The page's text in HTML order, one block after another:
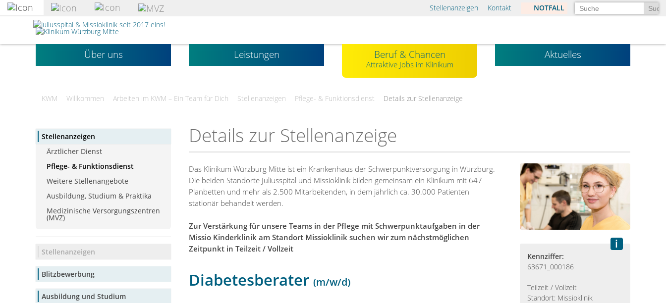
zum
Hauptinhalt
Stellenanzeigen Kontakt NOTFALL Suchen
Klinikum
Würzburg
Mitte
gGmbHÜber uns Leistungen Beruf & Chancen
Attraktive Jobs im Klinikum
Aktuelles
KWM Willkommen Arbeiten im KWM – Ein Team für Dich Stellenanzeigen Pflege- & Funktionsdienst Details zur Stellenanzeige
Stellenanzeigen
Ärztlicher Dienst
Pflege- & Funktionsdienst
Weitere Stellenangebote
Ausbildung, Studium & Praktika
Medizinische Versorgungszentren
(MVZ)
Stellenanzeigen
Blitzbewerbung
Ausbildung und Studium
Details zur Stellenanzeige
Das Klinikum Würzburg Mitte ist ein Krankenhaus der Schwerpunktversorgung in Würzburg.
Die beiden Standorte Juliusspital und Missioklinik bilden gemeinsam ein Klinikum mit 647
Planbetten und mehr als 2.500 Mitarbeitenden, in dem jährlich ca. 30.000 Patienten
stationär behandelt werden.
Zur Verstärkung für unsere Teams in der Pflege mit Schwerpunktaufgaben in der
Missio Kinderklinik am Standort Missioklinik suchen wir zum nächstmöglichen
Zeitpunkt in Teilzeit / Vollzeit
Diabetesberater (m/w/d)
Kennziffer:
63671_000186
Teilzeit / Vollzeit
Standort: Missioklinik